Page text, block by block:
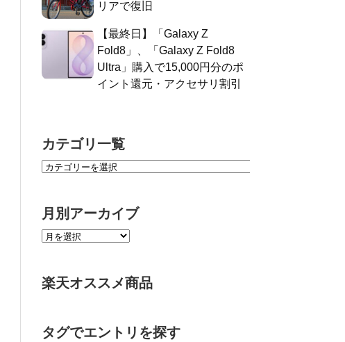
リアで復旧
【最終日】「Galaxy Z
Fold8」、「Galaxy Z Fold8
Ultra」購入で15,000円分のポ
イント還元・アクセサリ割引
カテゴリ一覧
月別アーカイブ
楽天オススメ商品
タグでエントリを探す